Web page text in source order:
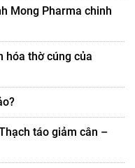
Mong Pharma chinh
hóa thờ cúng của
táo giảm cân –